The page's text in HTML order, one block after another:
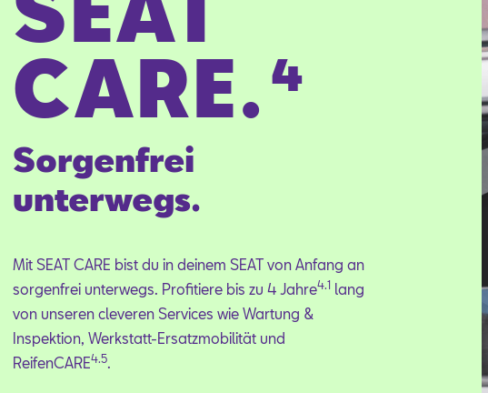
CARE.⁴
Sorgenfrei
unterwegs.
Mit SEAT CARE bist du in dei­nem SEAT von An­fang an
sor­gen­frei un­ter­wegs. Pro­fi­tie­re bis zu 4 Jah­re4.1 lang
von un­se­ren cle­ve­ren Ser­vices wie War­tung &
In­spek­ti­on, Werk­statt-Er­satz­mo­bi­li­tät und
Rei­fen­CA­RE4.5.